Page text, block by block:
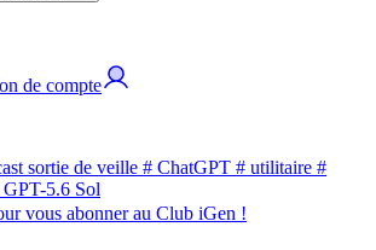
de compte
sortie de veille # ChatGPT # utilitaire #
GPT-5.6 Sol
vous abonner au Club iGen !